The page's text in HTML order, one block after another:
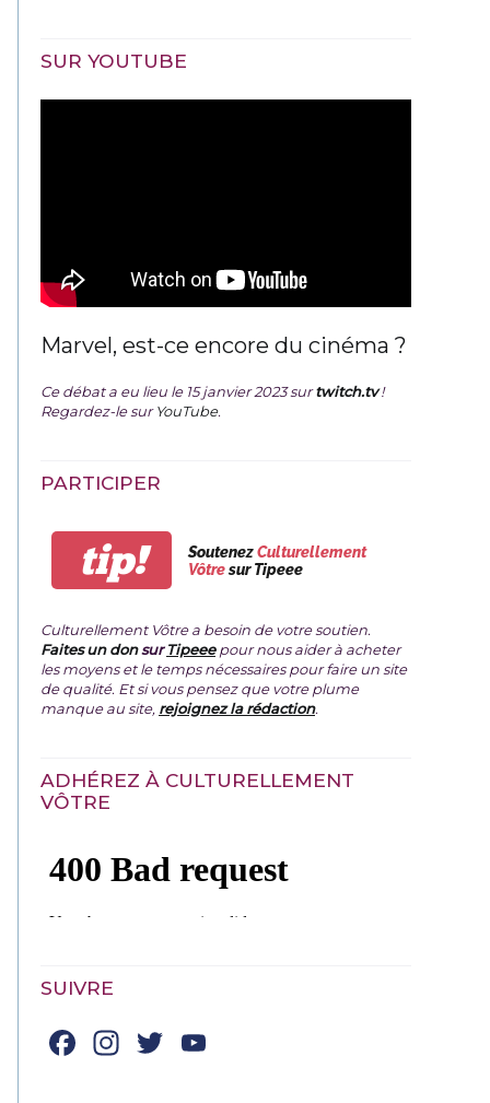
SUR YOUTUBE
Marvel, est-ce encore du cinéma ?
Ce débat a eu lieu le 15 janvier 2023 surtwitch.tv !
Regardez-le surYouTube.
PARTICIPER
tip! SoutenezCulturellement
Vôtresur Tipeee
Culturellement Vôtre a besoin de votre soutien.
Faites un donsurTipeeepour nous aider à acheter
les moyens et le temps nécessaires pour faire un site
de qualité. Et si vous pensez que votre plume
manque au site, rejoignez la rédaction.
ADHÉREZ À CULTURELLEMENT
VÔTRE
SUIVRE
Facebook
Instagram
Twitter